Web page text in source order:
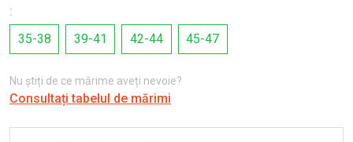
:
35-38
39-41 42-44 45-47
Nu știți de ce mărime aveți nevoie?
Consultați tabelul de mărimi